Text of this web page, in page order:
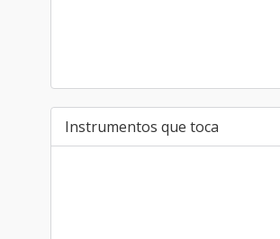
Instrumentos que toca